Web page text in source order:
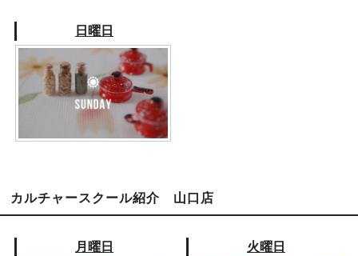
日曜日
カルチャースクール紹介 山口店
月曜日 火曜日